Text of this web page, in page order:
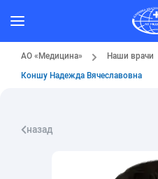
АО «Медицина»
Наши врачи
Коншу Надежда Вячеславовна
назад